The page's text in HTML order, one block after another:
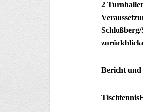
2
Bericht und